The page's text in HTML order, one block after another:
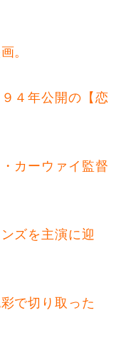
。
４年公開の【恋
カーウァイ監督
ズを主演に迎
で切り取った